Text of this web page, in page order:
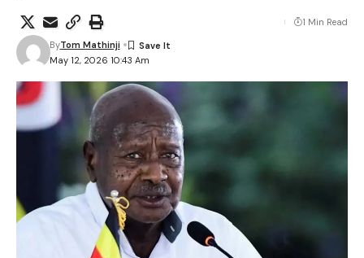
May 12, 2026 10:43 Am
ByTom Mathinji
1 Min Read